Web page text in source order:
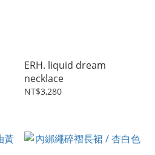
ERH. liquid dream
necklace
NT$3,280